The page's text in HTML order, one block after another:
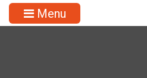
Menu